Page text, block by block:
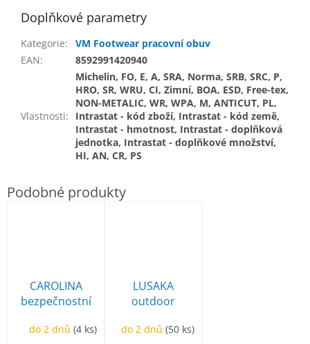
Doplňkové parametry
Kategorie:
VM Footwear pracovní obuv
EAN: 8592991420940
Vlastnosti:
Michelin, FO, E, A, SRA, Norma, SRB, SRC, P,
HRO, SR, WRU, CI, Zimní, BOA, ESD, Free-tex,
NON-METALIC, WR, WPA, M, ANTICUT, PL,
Intrastat - kód zboží, Intrastat - kód země,
Intrastat - hmotnost, Intrastat - doplňková
jednotka, Intrastat - doplňkové množství,
HI, AN, CR, PS
CAROLINA
bezpečnostní
do 2 dnů(4 ks)
LUSAKA
outdoor
modrá
do 2 dnů(50 ks)